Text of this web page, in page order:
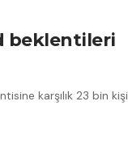
beklentileri
karşılık 23 bin kişi